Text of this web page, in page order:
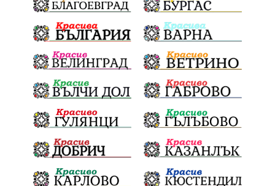
Сметище Ток Майчинство Полиция
проф. Атанас Семов Демокрация безводие
щастливо децтво Българския патриарх Даниил
Фолклор Инфлация Елин Пелин
Световна купа Мафия Правителство
Благотворителност Събития
Българска патриаршия СВетли празници